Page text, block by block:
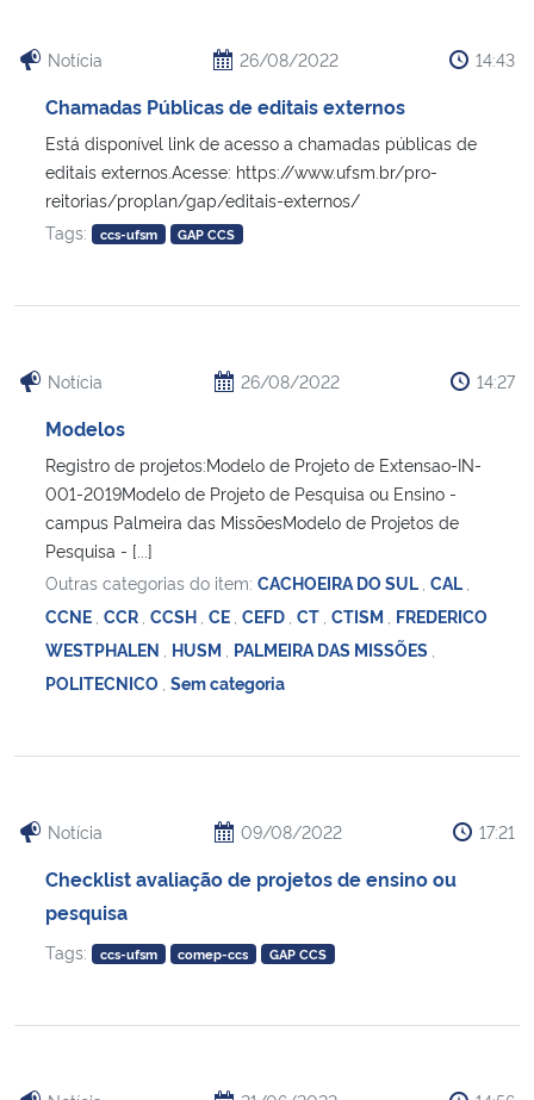
Notícia 26/08/2022 14:43
Chamadas Públicas de editais externos
Está disponível link de acesso a chamadas públicas de
editais externos.Acesse: https://www.ufsm.br/pro-
reitorias/proplan/gap/editais-externos/
Tags:
ccs-ufsm GAP CCS
Notícia 26/08/2022 14:27
Modelos
Registro de projetos:Modelo de Projeto de Extensao-IN-
001-2019Modelo de Projeto de Pesquisa ou Ensino -
campus Palmeira das MissõesModelo de Projetos de
Pesquisa - [...]
Outras categorias do item: CACHOEIRA DO SUL CAL
CCNE CCR CCSH CE CEFD CT CTISM
FREDERICO
WESTPHALEN
HUSM PALMEIRA DAS MISSÕES
POLITECNICO Sem categoria
Notícia 09/08/2022 17:21
Checklist avaliação de projetos de ensino ou
pesquisa
Tags: ccs-ufsm comep-ccs GAP CCS